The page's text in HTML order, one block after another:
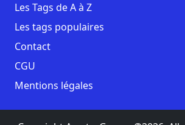
Les Tags de A à Z
Les tags populaires
Contact
CGU
Mentions légales